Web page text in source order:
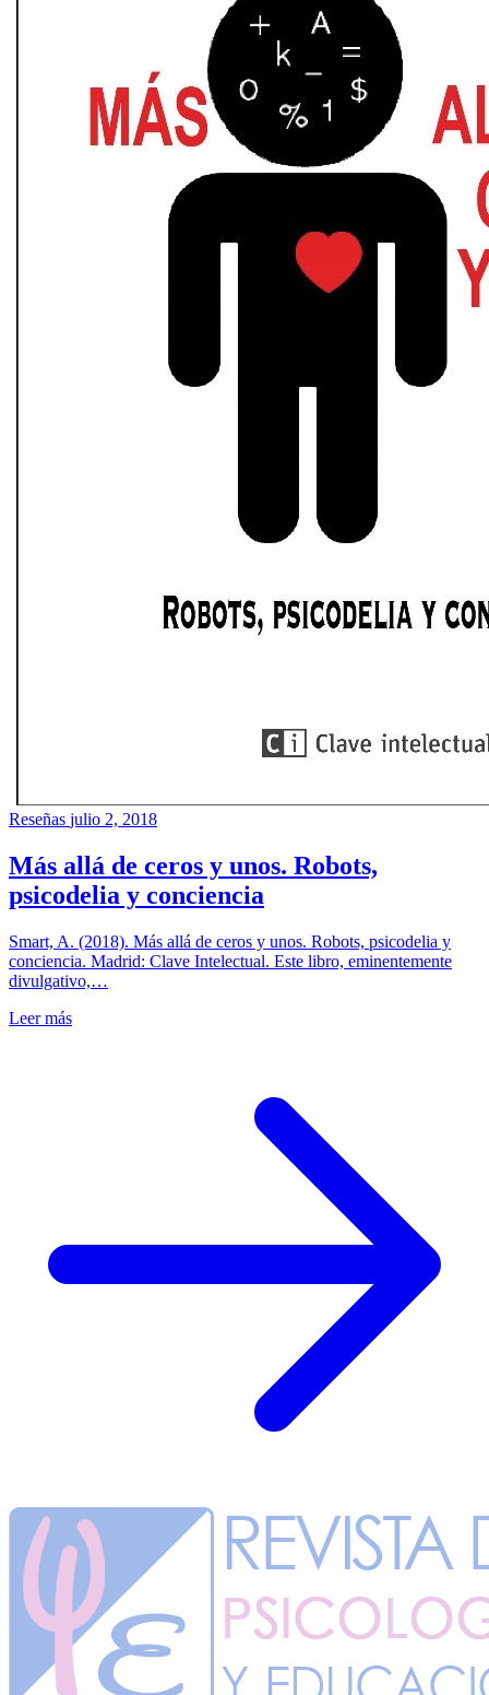
Reseñas julio 2, 2018
Más allá de ceros y unos. Robots,
psicodelia y conciencia
Smart, A. (2018). Más allá de ceros y unos. Robots, psicodelia y
conciencia. Madrid: Clave Intelectual. Este libro, eminentemente
divulgativo,…
Leer más